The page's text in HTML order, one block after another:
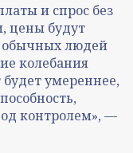
и спрос без
цены будут
обычных людей
колебания
будет умереннее,
контролем», —